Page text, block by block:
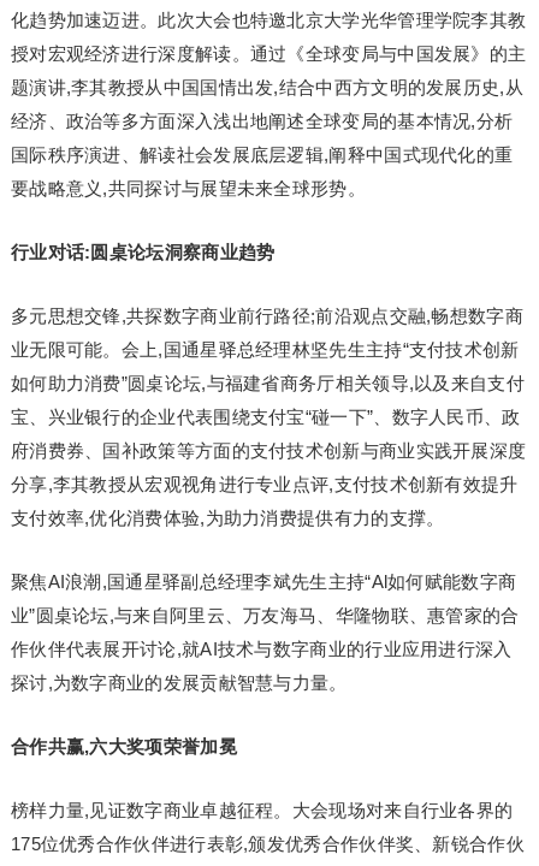
化趋势加速迈进。此次大会也特邀北京大学光华管理学院李其教
授对宏观经济进行深度解读。通过《全球变局与中国发展》的主
题演讲,李其教授从中国国情出发,结合中西方文明的发展历史,从
经济、政治等多方面深入浅出地阐述全球变局的基本情况,分析
国际秩序演进、解读社会发展底层逻辑,阐释中国式现代化的重
要战略意义,共同探讨与展望未来全球形势。
行业对话:圆桌论坛洞察商业趋势
多元思想交锋,共探数字商业前行路径;前沿观点交融,畅想数字商
业无限可能。会上,国通星驿总经理林坚先生主持“支付技术创新
如何助力消费”圆桌论坛,与福建省商务厅相关领导,以及来自支付
宝、兴业银行的企业代表围绕支付宝“碰一下”、数字人民币、政
府消费券、国补政策等方面的支付技术创新与商业实践开展深度
分享,李其教授从宏观视角进行专业点评,支付技术创新有效提升
支付效率,优化消费体验,为助力消费提供有力的支撑。
聚焦AI浪潮,国通星驿副总经理李斌先生主持“Al如何赋能数字商
业”圆桌论坛,与来自阿里云、万友海马、华隆物联、惠管家的合
作伙伴代表展开讨论,就AI技术与数字商业的行业应用进行深入
探讨,为数字商业的发展贡献智慧与力量。
合作共赢,六大奖项荣誉加冕
榜样力量,见证数字商业卓越征程。大会现场对来自行业各界的
175位优秀合作伙伴进行表彰,颁发优秀合作伙伴奖、新锐合作伙